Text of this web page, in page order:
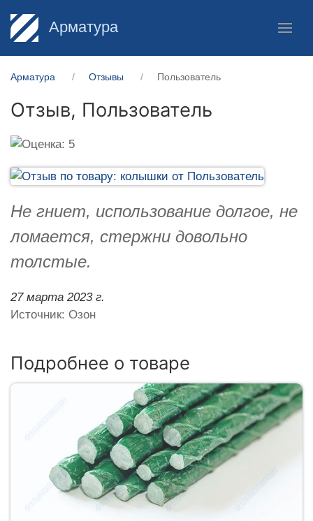
Арматура
Арматура Отзывы Пользователь
Отзыв, Пользователь
Не гниет, использование долгое, не
ломается, стержни довольно
толстые.
27 марта 2023 г.
Источник: Озон
Подробнее о товаре